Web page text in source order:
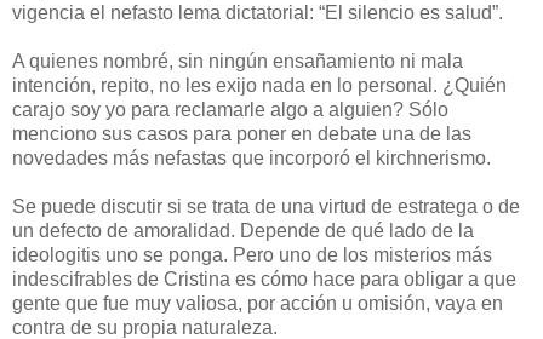
vigencia el nefasto lema dictatorial: “El silencio es salud”.
A quienes nombré, sin ningún ensañamiento ni mala
intención, repito, no les exijo nada en lo personal. ¿Quién
carajo soy yo para reclamarle algo a alguien? Sólo
menciono sus casos para poner en debate una de las
novedades más nefastas que incorporó el kirchnerismo.
Se puede discutir si se trata de una virtud de estratega o de
un defecto de amoralidad. Depende de qué lado de la
ideologitis uno se ponga. Pero uno de los misterios más
indescifrables de Cristina es cómo hace para obligar a que
gente que fue muy valiosa, por acción u omisión, vaya en
contra de su propia naturaleza.